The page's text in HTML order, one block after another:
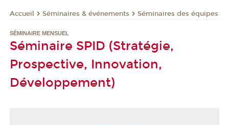
Accueil Séminaires & événements Séminaires des équipes
SÉMINAIRE MENSUEL
Séminaire SPID (Stratégie,
Prospective, Innovation,
Développement)